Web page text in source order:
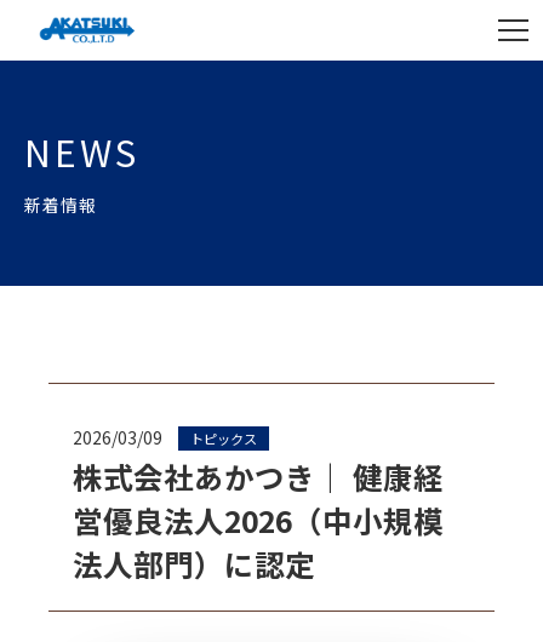
NEWS
新着情報
2026/03/09 トピックス
株式会社あかつき｜ 健康経
営優良法人2026（中小規模
法人部門）に認定